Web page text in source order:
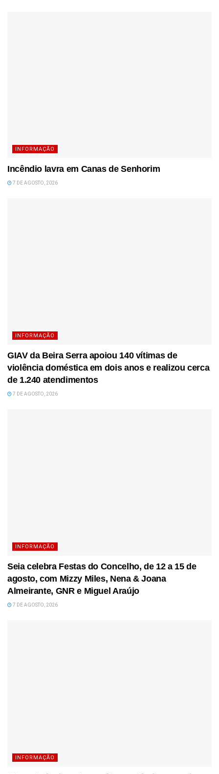
INFORMAÇÃO
Incêndio lavra em Canas de Senhorim
7 DE AGOSTO, 2026
INFORMAÇÃO
GIAV da Beira Serra apoiou 140 vítimas de
violência doméstica em dois anos e realizou cerca
de 1.240 atendimentos
7 DE AGOSTO, 2026
INFORMAÇÃO
Seia celebra Festas do Concelho, de 12 a 15 de
agosto, com Mizzy Miles, Nena & Joana
Almeirante, GNR e Miguel Araújo
7 DE AGOSTO, 2026
INFORMAÇÃO